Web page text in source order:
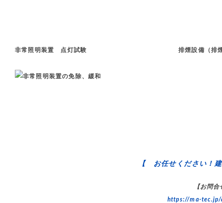
非常照明装置 点灯試験 排煙設備（排煙窓
【 お任せください！
【お問
https://ma-